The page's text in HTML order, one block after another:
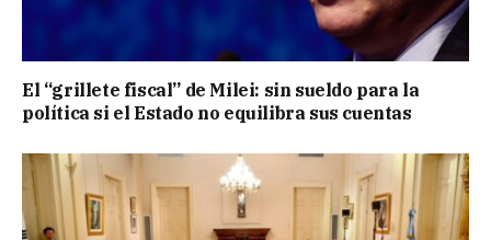
El “grillete fiscal” de Milei: sin sueldo para la
política si el Estado no equilibra sus cuentas